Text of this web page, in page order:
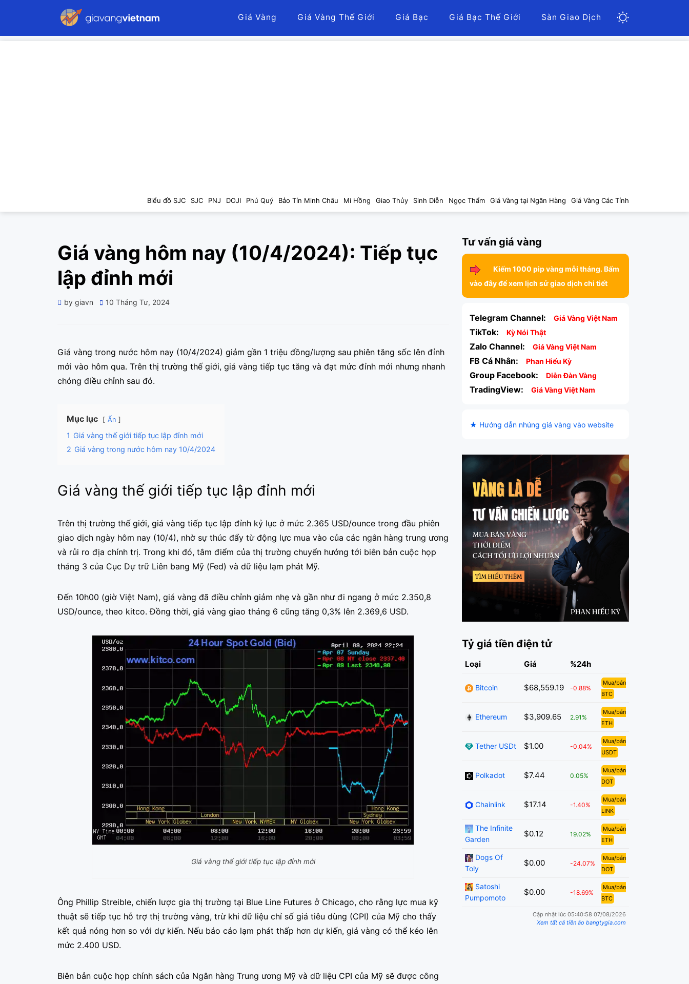
Giá Vàng Giá Vàng Thế Giới Giá Bạc Giá Bạc Thế Giới Sàn Giao Dịch
Biểu đồ SJC SJC PNJ DOJI Phú Quý Bảo Tín Minh Châu Mi Hồng Giao Thủy Sinh Diễn Ngọc Thẩm Giá Vàng tại Ngân Hàng Giá Vàng Các Tỉnh
Giá vàng hôm nay (10/4/2024): Tiếp tục
lập đỉnh mới
by giavn
Posted
10 Tháng Tư, 2024
Giá vàng trong nước hôm nay (10/4/2024) giảm gần 1 triệu đồng/lượng sau phiên tăng sốc lên đỉnh
mới vào hôm qua. Trên thị trường thế giới, giá vàng tiếp tục tăng và đạt mức đỉnh mới nhưng nhanh
chóng điều chỉnh sau đó.
Mục lục Ẩn
1 Giá vàng thế giới tiếp tục lập đỉnh mới
2 Giá vàng trong nước hôm nay 10/4/2024
Giá vàng thế giới tiếp tục lập đỉnh mới
Trên thị trường thế giới, giá vàng tiếp tục lập đỉnh kỷ lục ở mức 2.365 USD/ounce trong đầu phiên
giao dịch ngày hôm nay (10/4), nhờ sự thúc đẩy từ động lực mua vào của các ngân hàng trung ương
và rủi ro địa chính trị. Trong khi đó, tâm điểm của thị trường chuyển hướng tới biên bản cuộc họp
tháng 3 của Cục Dự trữ Liên bang Mỹ (Fed) và dữ liệu lạm phát Mỹ.
Đến 10h00 (giờ Việt Nam), giá vàng đã điều chỉnh giảm nhẹ và gần như đi ngang ở mức 2.350,8
USD/ounce, theo kitco. Đồng thời, giá vàng giao tháng 6 cũng tăng 0,3% lên 2.369,6 USD.
Giá vàng thế giới tiếp tục lập đỉnh mới
Ông Phillip Streible, chiến lược gia thị trường tại Blue Line Futures ở Chicago, cho rằng lực mua kỹ
thuật sẽ tiếp tục hỗ trợ thị trường vàng, trừ khi dữ liệu chỉ số giá tiêu dùng (CPI) của Mỹ cho thấy
kết quả nóng hơn so với dự kiến. Nếu báo cáo lạm phát thấp hơn dự kiến, giá vàng có thể kéo lên
mức 2.400 USD.
Biên bản cuộc họp chính sách của Ngân hàng Trung ương Mỹ và dữ liệu CPI của Mỹ sẽ được công
Tư vấn giá vàng
Kiếm 1000 pip vàng mỗi tháng. Bấm
vào đây để xem lịch sử giao dịch chi tiết
Telegram Channel: Giá Vàng Việt Nam
TikTok: Kỳ Nói Thật
Zalo Channel: Giá Vàng Việt Nam
FB Cá Nhân: Phan Hiếu Kỳ
Group Facebook: Diễn Đàn Vàng
TradingView: Giá Vàng Việt Nam
★ Hướng dẫn nhúng giá vàng vào website
Tỷ giá tiền điện tử
Loại Giá %24h
Bitcoin $68,559.19 -0.88%
Mua/bán
BTC
Ethereum $3,909.65 2.91%
Mua/bán
ETH
Tether USDt $1.00 -0.04%
Mua/bán
USDT
Polkadot $7.44 0.05%
Mua/bán
DOT
Chainlink $17.14 -1.40%
Mua/bán
LINK
The Infinite
Garden
$0.12 19.02%
Mua/bán
ETH
Dogs Of
Toly
$0.00 -24.07%
Mua/bán
DOT
Satoshi
Pumpomoto
$0.00 -18.69%
Mua/bán
BTC
Cập nhật lúc 05:40:58 07/08/2026
Xem tất cả tiền ảo bangtygia.com